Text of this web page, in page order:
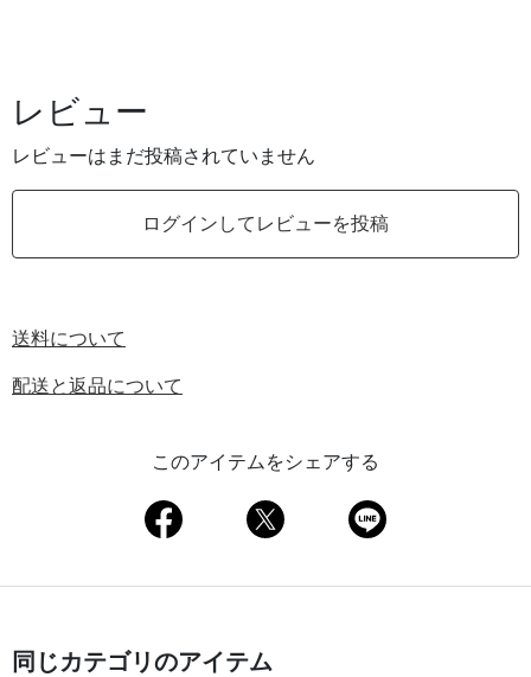
レビュー
レビューはまだ投稿されていません
ログインしてレビューを投稿
送料について
配送と返品について
このアイテムをシェアする
同じカテゴリのアイテム